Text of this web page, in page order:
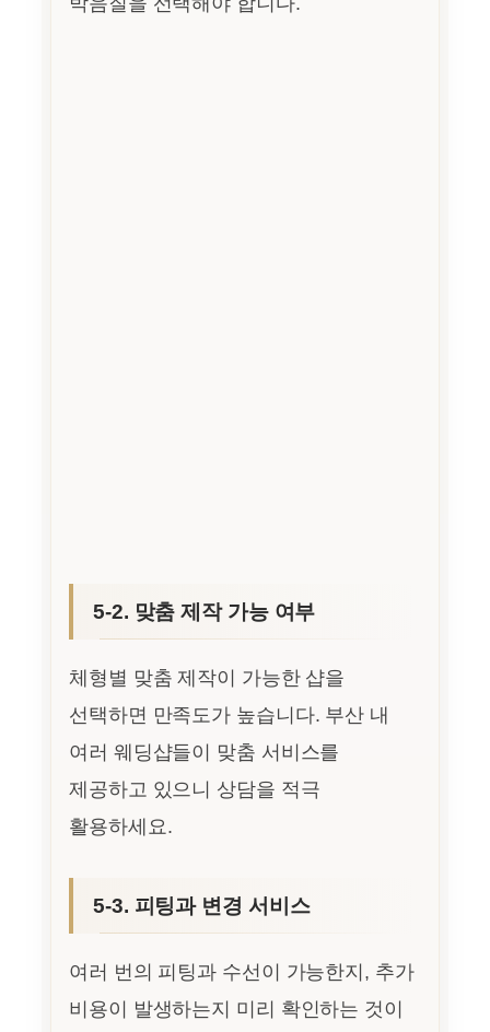
5-2. 맞춤 제작 가능 여부
체형별 맞춤 제작이 가능한 샵을
선택하면 만족도가 높습니다. 부산 내
여러 웨딩샵들이 맞춤 서비스를
제공하고 있으니 상담을 적극
활용하세요.
5-3. 피팅과 변경 서비스
여러 번의 피팅과 수선이 가능한지, 추가
비용이 발생하는지 미리 확인하는 것이